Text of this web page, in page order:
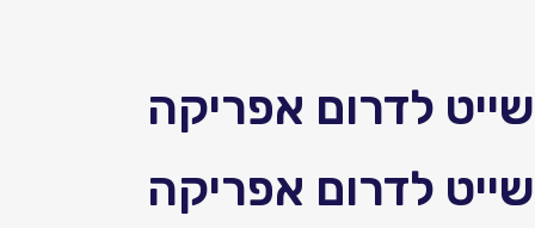
לדרום אפריקה
לדרום אפריקה